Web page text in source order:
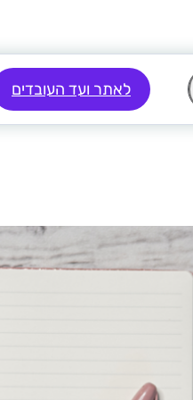
לאתר ועד העובדים